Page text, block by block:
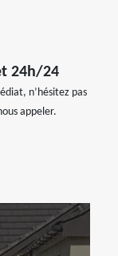
24h/24
n’hésitez pas
appeler.